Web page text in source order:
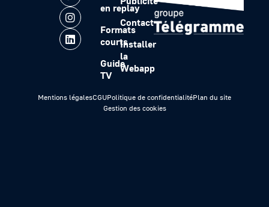
en replay
Formats
courts
Guide
TV
Contact
Installer
la
Webapp
Mentions légalesCGUPolitique de confidentialitéPlan du site
Gestion des cookies